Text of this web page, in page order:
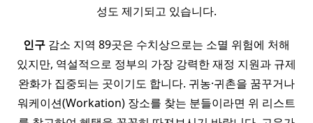
성도 제기되고 있습니다.
인구 감소 지역 89곳은 수치상으로는 소멸 위험에 처해
있지만, 역설적으로 정부의 가장 강력한 재정 지원과 규제
완화가 집중되는 곳이기도 합니다. 귀농·귀촌을 꿈꾸거나
워케이션(Workation) 장소를 찾는 분들이라면 위 리스트